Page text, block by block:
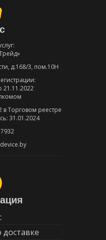
д.168/3, пом.10Н
21.11.2022
Торговом реестре
31.01.2024